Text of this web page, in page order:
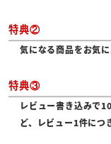
特典②
気になる商品をお気
特典③
レビュー書き込みで
ど、レビュー1件につ